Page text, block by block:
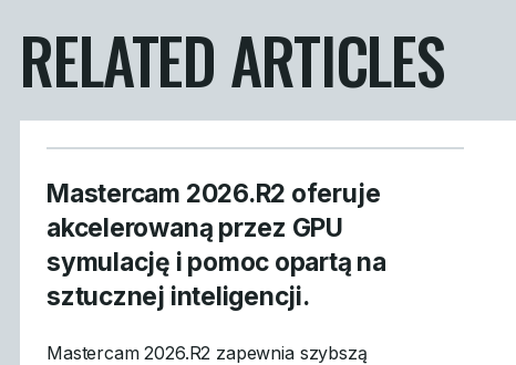
RELATED ARTICLES
Mastercam 2026.R2 oferuje
akcelerowaną przez GPU
symulację i pomoc opartą na
sztucznej inteligencji.
Mastercam 2026.R2 zapewnia szybszą